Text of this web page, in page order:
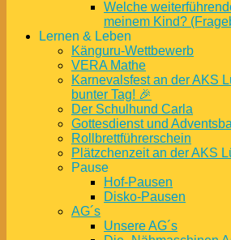
Welche
meinem Kind?
Lernen & Leben
Känguru-Wettbewerb
VERA Mathe
Karnevalsfest an der AKS
bunter Tag! 🎉
Der Schulhund Carla
Gottesdienst und
Rollbrettführerschein
Plätzchenzeit an der AKS
Pause
Hof-Pausen
Disko-Pausen
AG´s
Unsere AG´s